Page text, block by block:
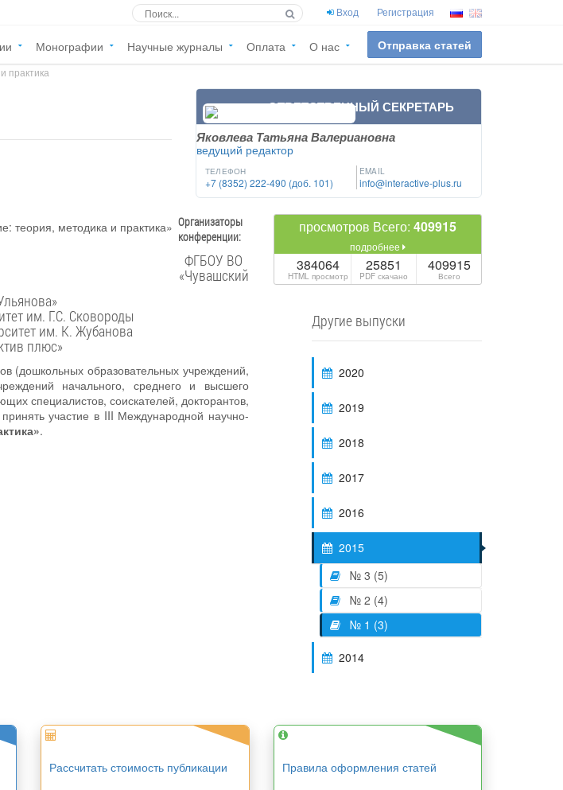
Вход Регистрация
Монографии Научные журналы Оплата О нас Отправка статей
практика
ОТВЕТСТВЕННЫЙ СЕКРЕТАРЬ
Яковлева Татьяна Валериановна
ведущий редактор
ТЕЛЕФОН
+7 (8352) 222-490 (доб. 101)
EMAIL
info@interactive-plus.ru
Организаторы
конференции:
ФГБОУ ВО
«Чувашский
Ульянова»
им. Г.С. Сковороды
им. К. Жубанова
плюс»
(дошкольных образовательных учреждений,
начального, среднего и высшего
специалистов, соискателей, докторантов,
участие в III Международной научно-
.
просмотров Всего: 409915
подробнее
384064
HTML просмотр
25851
PDF скачано
409915
Всего
Другие выпуски
2020
2019
2018
2017
2016
2015
№ 3 (5)
№ 2 (4)
№ 1 (3)
2014
Рассчитать стоимость публикации Правила оформления статей